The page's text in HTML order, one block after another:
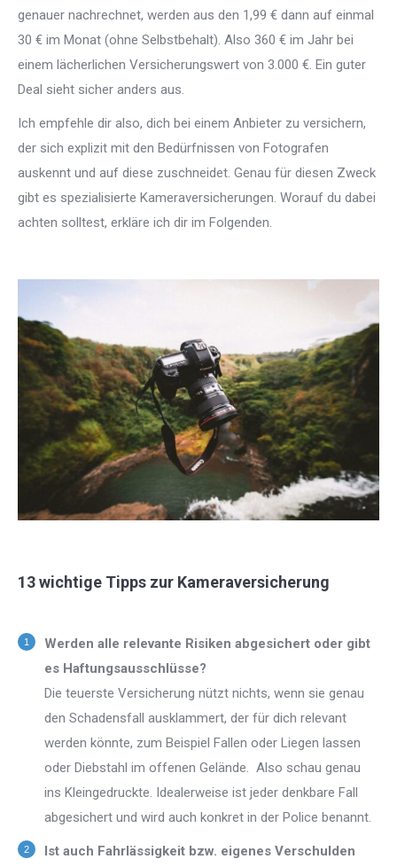
genauer nachrechnet, werden aus den 1,99 € dann auf einmal
30 € im Monat (ohne Selbstbehalt). Also 360 € im Jahr bei
einem lächerlichen Versicherungswert von 3.000 €. Ein guter
Deal sieht sicher anders aus.
Ich empfehle dir also, dich bei einem Anbieter zu versichern,
der sich explizit mit den Bedürfnissen von Fotografen
auskennt und auf diese zuschneidet. Genau für diesen Zweck
gibt es spezialisierte Kameraversicherungen. Worauf du dabei
achten solltest, erkläre ich dir im Folgenden.
13 wichtige Tipps zur Kameraversicherung
Werden alle relevante Risiken abgesichert oder gibt
es Haftungsausschlüsse?
Die teuerste Versicherung nützt nichts, wenn sie genau
den Schadensfall ausklammert, der für dich relevant
werden könnte, zum Beispiel Fallen oder Liegen lassen
oder Diebstahl im offenen Gelände. Also schau genau
ins Kleingedruckte. Idealerweise ist jeder denkbare Fall
abgesichert und wird auch konkret in der Police benannt.
Ist auch Fahrlässigkeit bzw. eigenes Verschulden